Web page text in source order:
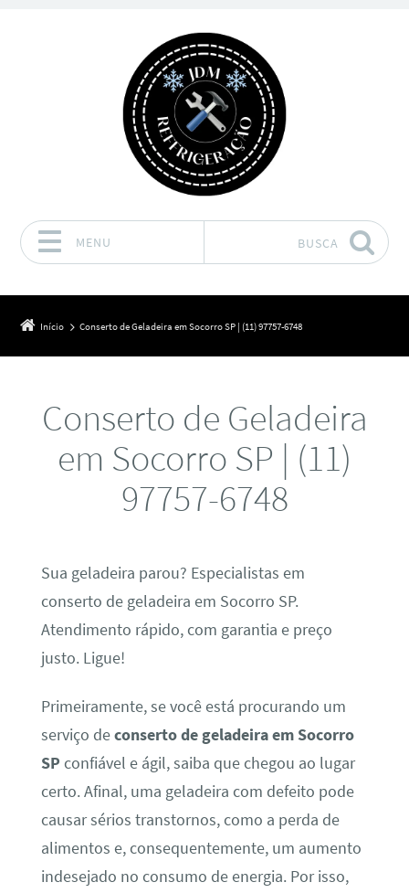
MENU BUSCA
Início Conserto de Geladeira em Socorro SP | (11) 97757-6748
Conserto de Geladeira
em Socorro SP | (11)
97757-6748
Sua geladeira parou? Especialistas em
conserto de geladeira em Socorro SP.
Atendimento rápido, com garantia e preço
justo. Ligue!
Primeiramente, se você está procurando um
serviço deconserto de geladeira em Socorro
SP confiável e ágil, saiba que chegou ao lugar
certo. Afinal, uma geladeira com defeito pode
causar sérios transtornos, como a perda de
alimentos e, consequentemente, um aumento
indesejado no consumo de energia. Por isso,